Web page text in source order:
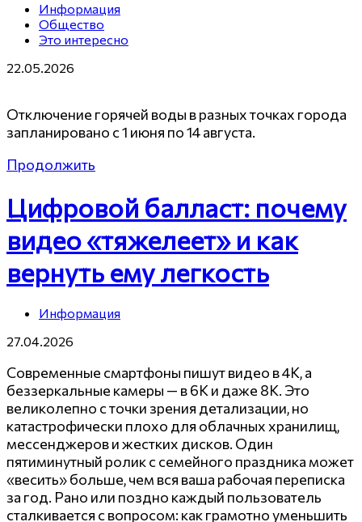
Информация
Общество
Это интересно
22.05.2026
Отключение горячей воды в разных точках города
запланировано с 1 июня по 14 августа.
Продолжить
Цифровой балласт: почему
видео «тяжелеет» и как
вернуть ему легкость
Информация
27.04.2026
Современные смартфоны пишут видео в 4K, а
беззеркальные камеры — в 6K и даже 8K. Это
великолепно с точки зрения детализации, но
катастрофически плохо для облачных хранилищ,
мессенджеров и жестких дисков. Один
пятиминутный ролик с семейного праздника может
«весить» больше, чем вся ваша рабочая переписка
за год. Рано или поздно каждый пользователь
сталкивается с вопросом: как грамотно уменьшить